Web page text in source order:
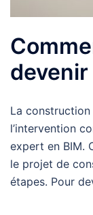
La construction
l’intervention
expert en BIM.
le projet de
étapes. Pour